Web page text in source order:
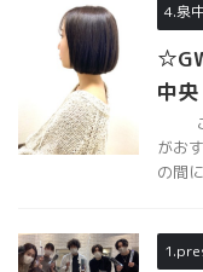
4.泉
中
こ
がお
の間